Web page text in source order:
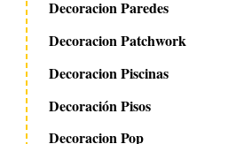
Decoracion Paredes
Decoracion Patchwork
Decoracion Piscinas
Decoración Pisos
Decoracion Pop